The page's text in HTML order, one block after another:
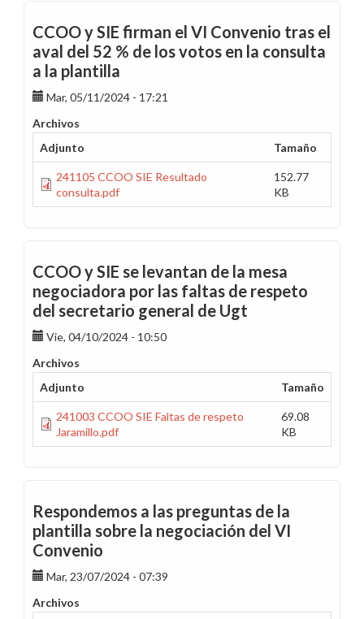
CCOO y SIE firman el VI Convenio tras el
aval del 52 % de los votos en la consulta
a la plantilla
Mar, 05/11/2024 - 17:21
Archivos
Adjunto
Tamaño
241105 CCOO SIE Resultado
consulta.pdf
152.77
KB
CCOO y SIE se levantan de la mesa
negociadora por las faltas de respeto
del secretario general de Ugt
Vie, 04/10/2024 - 10:50
Archivos
Adjunto
Tamaño
241003 CCOO SIE Faltas de respeto
Jaramillo.pdf
69.08
KB
Respondemos a las preguntas de la
plantilla sobre la negociación del VI
Convenio
Mar, 23/07/2024 - 07:39
Archivos